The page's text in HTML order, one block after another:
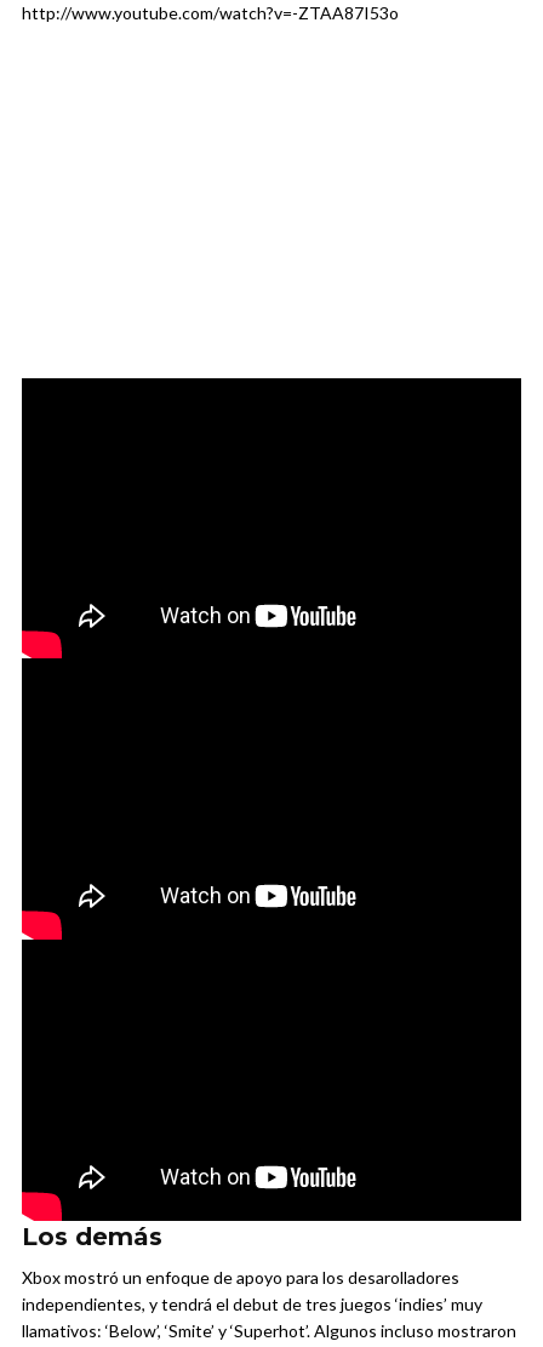
http://www.youtube.com/watch?v=-ZTAA87I53o
Los demás
Xbox mostró un enfoque de apoyo para los desarolladores
independientes, y tendrá el debut de tres juegos ‘indies’ muy
llamativos: ‘Below’, ‘Smite’ y ‘Superhot’. Algunos incluso mostraron